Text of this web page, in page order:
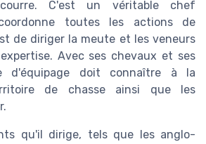
C'est un véritable chef
toutes les actions de
de diriger la meute et les veneurs
Avec ses chevaux et ses
d'équipage doit connaître à la
de chasse ainsi que les
qu'il dirige, tels que les anglo-